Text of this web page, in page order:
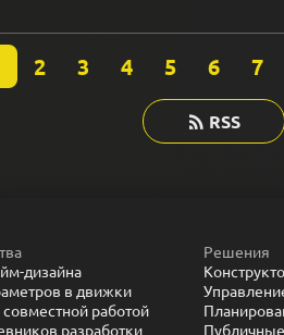
2 3 4 5 6 7
RSS
дизайна
в движки
работой
разработки
Решения